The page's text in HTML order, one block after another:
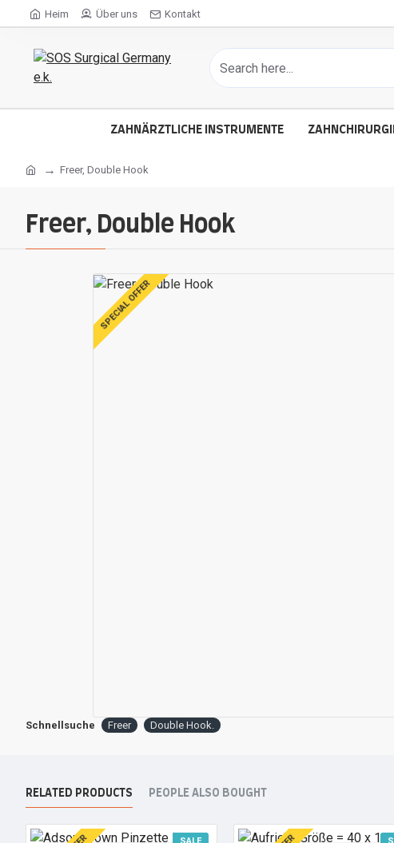
Heim Über uns Kontakt
ZAHNÄRZTLICHE INSTRUMENTE
Freer, Double Hook
Freer, Double Hook
SPECIAL OFFER
Schnellsuche Freer Double Hook.
RELATED PRODUCTS PEOPLE ALSO BOUGHT